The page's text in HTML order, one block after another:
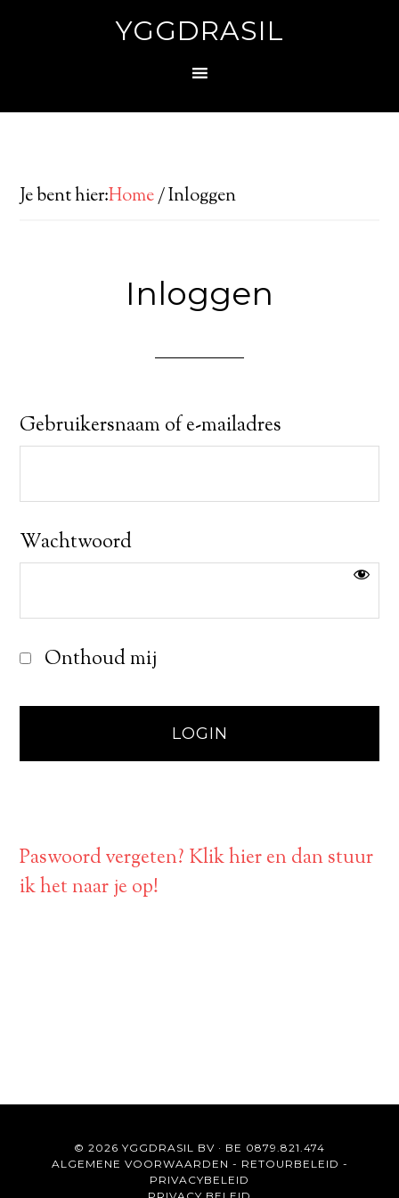
YGGDRASIL
Je bent hier:Home/Inloggen
Inloggen
Gebruikersnaam of e-mailadres
Wachtwoord
Onthoud mij
Paswoord vergeten? Klik hier en dan stuur
ik het naar je op!
© 2026 YGGDRASIL BV · BE 0879.821.474
ALGEMENE VOORWAARDEN - RETOURBELEID -
PRIVACYBELEID